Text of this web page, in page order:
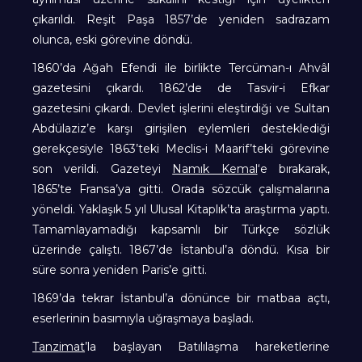
çıkarıldı. Reşit Paşa 1857’de yeniden sadrazam
olunca, eski görevine döndü.
1860’da Ağah Efendi ile birlikte Tercüman-ı Ahvâl
gazetesini çıkardı. 1862’de de Tasvir-i Efkar
gazetesini çıkardı. Devlet işlerini eleştirdiği ve Sultan
Abdülaziz’e karşı girişilen eylemleri desteklediği
gerekçesiyle 1863’teki Meclis-i Maarif’teki görevine
son verildi. Gazeteyi
Namık Kemal‘e bırakarak,
1865’te Fransa’ya gitti. Orada sözcük çalışmalarına
yöneldi. Yaklaşık 5 yıl Ulusal Kitaplık’ta araştırma yaptı.
Tamamlayamadığı kapsamlı bir Türkçe sözlük
üzerinde çalıştı. 1867’de İstanbul’a döndü. Kısa bir
süre sonra yeniden Paris’e gitti.
1869’da tekrar İstanbul’a dönünce bir matbaa açtı,
eserlerinin basımıyla uğraşmaya başladı.
Tanzimat’la başlayan Batılılaşma hareketlerine